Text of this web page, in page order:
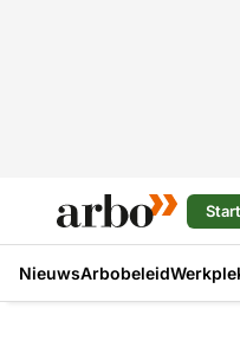
NieuwsArbobeleid